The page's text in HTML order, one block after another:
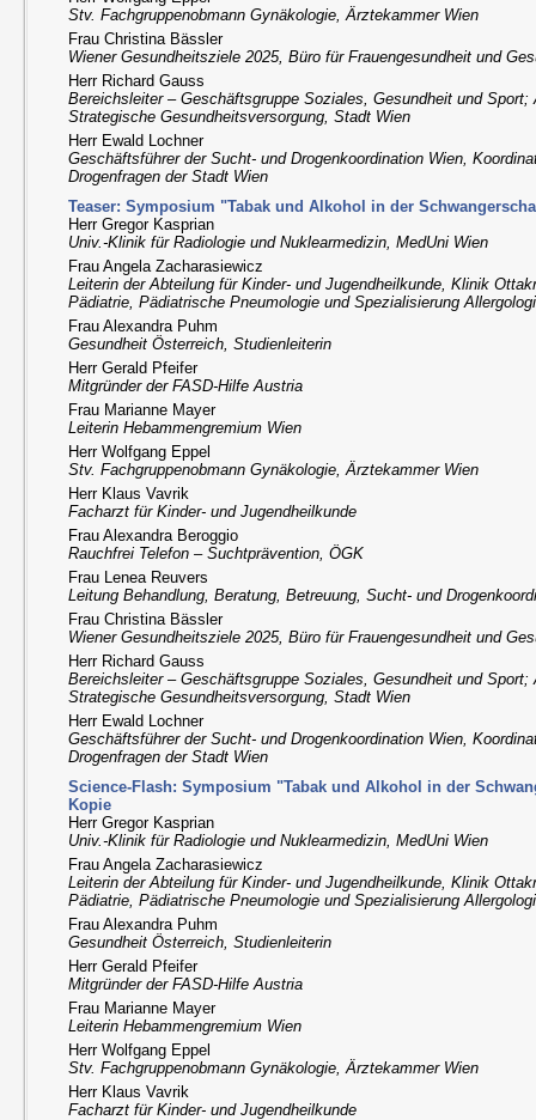
Stv. Fachgruppenobmann Gynäkologie, Ärztekammer Wien
Frau Christina Bässler
Wiener Gesundheitsziele 2025, Büro für Frauengesundheit und
Herr Richard Gauss
Bereichsleiter – Geschäftsgruppe Soziales, Gesundheit und
Strategische Gesundheitsversorgung, Stadt Wien
Herr Ewald Lochner
Geschäftsführer der Sucht- und Drogenkoordination Wien,
Drogenfragen der Stadt Wien
Teaser: Symposium "Tabak und Alkohol in der
Herr Gregor Kasprian
Univ.-Klinik für Radiologie und Nuklearmedizin, MedUni Wien
Frau Angela Zacharasiewicz
Leiterin der Abteilung für Kinder- und Jugendheilkunde, Klinik
Pädiatrie, Pädiatrische Pneumologie und Spezialisierung
Frau Alexandra Puhm
Gesundheit Österreich, Studienleiterin
Herr Gerald Pfeifer
Mitgründer der FASD-Hilfe Austria
Frau Marianne Mayer
Leiterin Hebammengremium Wien
Herr Wolfgang Eppel
Stv. Fachgruppenobmann Gynäkologie, Ärztekammer Wien
Herr Klaus Vavrik
Facharzt für Kinder- und Jugendheilkunde
Frau Alexandra Beroggio
Rauchfrei Telefon – Suchtprävention, ÖGK
Frau Lenea Reuvers
Leitung Behandlung, Beratung, Betreuung, Sucht- und
Frau Christina Bässler
Wiener Gesundheitsziele 2025, Büro für Frauengesundheit und
Herr Richard Gauss
Bereichsleiter – Geschäftsgruppe Soziales, Gesundheit und
Strategische Gesundheitsversorgung, Stadt Wien
Herr Ewald Lochner
Geschäftsführer der Sucht- und Drogenkoordination Wien,
Drogenfragen der Stadt Wien
Science-Flash: Symposium "Tabak und Alkohol in der
Kopie
Herr Gregor Kasprian
Univ.-Klinik für Radiologie und Nuklearmedizin, MedUni Wien
Frau Angela Zacharasiewicz
Leiterin der Abteilung für Kinder- und Jugendheilkunde, Klinik
Pädiatrie, Pädiatrische Pneumologie und Spezialisierung
Frau Alexandra Puhm
Gesundheit Österreich, Studienleiterin
Herr Gerald Pfeifer
Mitgründer der FASD-Hilfe Austria
Frau Marianne Mayer
Leiterin Hebammengremium Wien
Herr Wolfgang Eppel
Stv. Fachgruppenobmann Gynäkologie, Ärztekammer Wien
Herr Klaus Vavrik
Facharzt für Kinder- und Jugendheilkunde